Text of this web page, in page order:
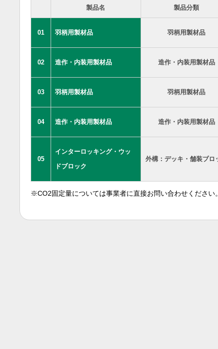
製品名 製品分類
01 羽柄用製材品 羽柄用製材品
02 造作・内装用製材品 造作・内装用製材品
03 羽柄用製材品 羽柄用製材品
04 造作・内装用製材品 造作・内装用製材品
05
インターロッキング・ウッ
ドブロック
外構：デッキ・舗装ブロ
※CO2固定量については事業者に直接お問い合わせください